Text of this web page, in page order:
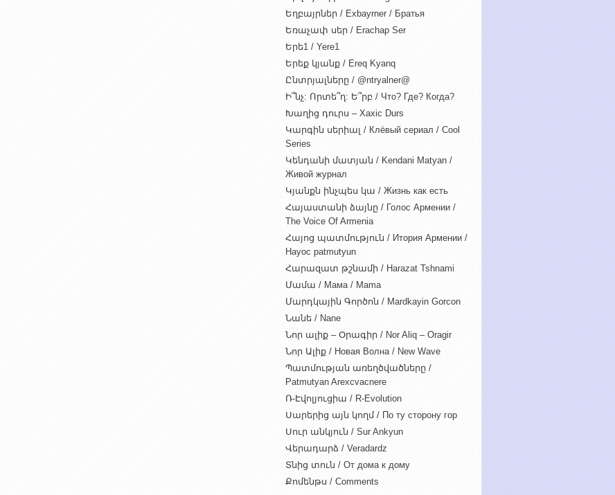
Եղբայրներ / Exbayrner / Братья
Եռաչափ սեր / Erachap Ser
Երե1 / Yere1
Երեք կյանք / Ereq Kyanq
Ընտրյալները / @ntryalner@
Ի՞նչ: Որտե՞ղ: Ե՞րբ / Что? Где? Когда?
Խաղից դուրս – Xaxic Durs
Կարգին սերիալ / Клёвый сериал / Cool
Series
Կենդանի մատյան / Kendani Matyan /
Живой журнал
Կյանքն ինչպես կա / Жизнь как есть
Հայաստանի ձայնը / Голос Армении /
The Voice Of Armenia
Հայոց պատմություն / Итория Армении /
Hayoc patmutyun
Հարազատ թշնամի / Harazat Tshnami
Մամա / Мама / Mama
Մարդկային Գործոն / Mardkayin Gorcon
Նանե / Nane
Նոր ալիք – Օրագիր / Nor Aliq – Oragir
Նոր Ալիք / Новая Волна / New Wave
Պատմության առեղծվածները /
Patmutyan Arexcvacnere
Ռ-Էվոլյուցիա / R-Evolution
Սարերից այն կողմ / По ту сторону гор
Սուր անկյուն / Sur Ankyun
Վերադարձ / Veradardz
Տնից տուն / От дома к дому
Քոմենթս / Comments